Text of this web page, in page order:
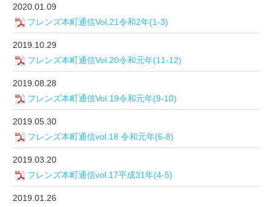
2020.01.09
フレンズ本町通信Vol.21令和2年(1-3)
2019.10.29
フレンズ本町通信Vol.20令和元年(11-12)
2019.08.28
フレンズ本町通信Vol.19令和元年(9-10)
2019.05.30
フレンズ本町通信vol.18 令和元年(6-8)
2019.03.20
フレンズ本町通信vol.17平成31年(4-5)
2019.01.26